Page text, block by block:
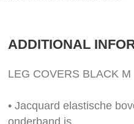
beginning
images
ADDITIONAL
LEG COVERS BLACK M
• Jacquard elastische
onderband is